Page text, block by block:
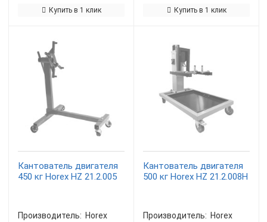
Купить в 1 клик Купить в 1 клик
Кантователь двигателя
450 кг Horex HZ 21.2.005
Производитель: Horex
Кантователь двигателя
500 кг Horex HZ 21.2.008H
Производитель: Horex